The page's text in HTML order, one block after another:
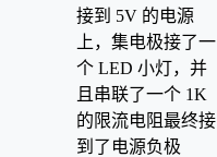
接到 5V 的电源
上，集电极接了一
个 LED 小灯，并
且串联了一个 1K
的限流电阻最终接
到了电源负极